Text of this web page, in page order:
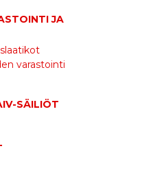
JA
varastointi
SÄILIÖT